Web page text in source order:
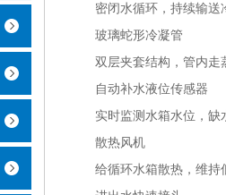
密闭水循环，持续输送
玻璃蛇形冷凝管
双层夹套结构，管内走蒸
自动补水液位传感器
实时监测水箱水位，缺水
散热风机
给循环水箱散热，维持